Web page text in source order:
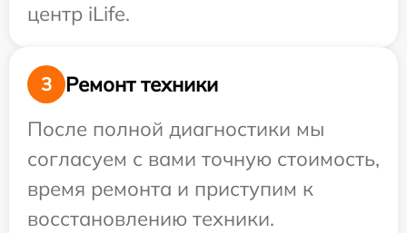
центр iLife.
3
Ремонт техники
После полной диагностики мы
согласуем с вами точную стоимость,
время ремонта и приступим к
восстановлению техники.